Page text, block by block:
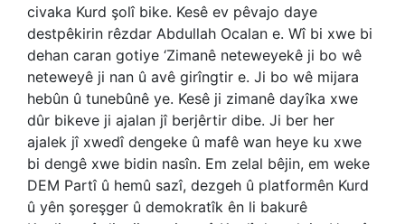
civaka Kurd şolî bike. Kesê ev pêvajo daye
destpêkirin rêzdar Abdullah Ocalan e. Wî bi xwe bi
dehan caran gotiye ‘Zimanê neteweyekê ji bo wê
neteweyê ji nan û avê girîngtir e. Ji bo wê mijara
hebûn û tunebûnê ye. Kesê ji zimanê dayîka xwe
dûr bikeve ji ajalan jî berjêrtir dibe. Ji ber her
ajalek jî xwedî dengeke û mafê wan heye ku xwe
bi dengê xwe bidin nasîn. Em zelal bêjin, em weke
DEM Partî û hemû sazî, dezgeh û platformên Kurd
û yên şoreşger û demokratîk ên li bakurê